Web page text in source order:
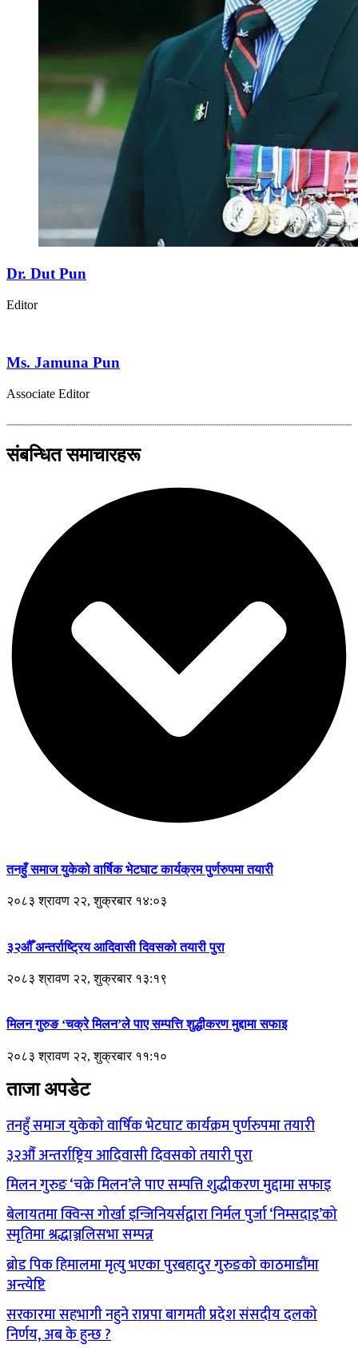
Dr. Dut Pun
Editor
Ms. Jamuna Pun
Associate Editor
संबन्धित समाचारहरू
तनहुँ समाज युकेको वार्षिक भेटघाट कार्यक्रम पुर्णरुपमा तयारी
२०८३ श्रावण २२, शुक्रबार १४:०३
३२औँ अन्तर्राष्ट्रिय आदिवासी दिवसको तयारी पुरा
२०८३ श्रावण २२, शुक्रबार १३:१९
मिलन गुरुङ ‘चक्रे मिलन’ले पाए सम्पत्ति शुद्धीकरण मुद्दामा सफाइ
२०८३ श्रावण २२, शुक्रबार ११:१०
ताजा अपडेट
तनहुँ समाज युकेको वार्षिक भेटघाट कार्यक्रम पुर्णरुपमा तयारी
३२औँ अन्तर्राष्ट्रिय आदिवासी दिवसको तयारी पुरा
मिलन गुरुङ ‘चक्रे मिलन’ले पाए सम्पत्ति शुद्धीकरण मुद्दामा सफाइ
बेलायतमा क्विन्स गोर्खा इन्जिनियर्सद्वारा निर्मल पुर्जा ‘निम्सदाइ’को
स्मृतिमा श्रद्धाञ्जलिसभा सम्पन्न
ब्रोड पिक हिमालमा मृत्यु भएका पुरबहादुर गुरुङको काठमाडौंमा
अन्त्येष्टि
सरकारमा सहभागी नहुने राप्रपा बागमती प्रदेश संसदीय दलको
निर्णय, अब के हुन्छ ?